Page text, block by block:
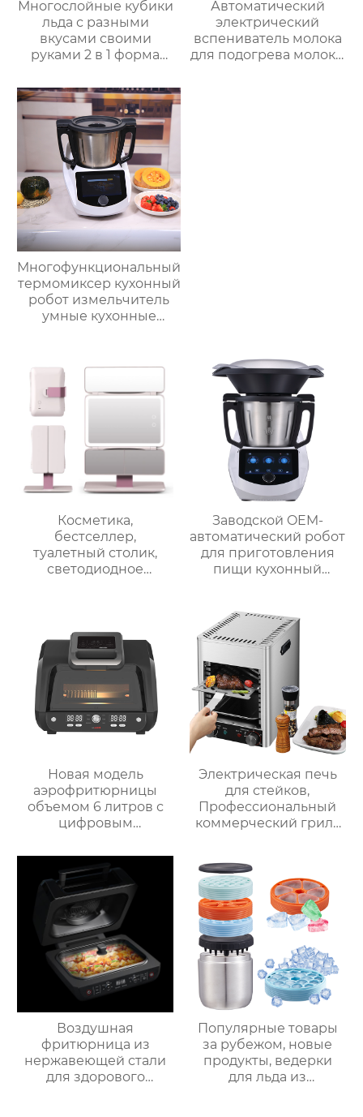
Многослойные кубики
льда с разными
вкусами своими
руками 2 в 1 форма
для хранения форма
для ведерка для льда
Автоматический
электрический
вспениватель молока
для подогрева молока,
Многофункциональный
термомиксер кухонный
робот измельчитель
умные кухонные
для продажи с
мясорубкой и Wi-Fi
Косметика,
бестселлер,
туалетный столик,
светодиодное
увеличительное
зеркало для макияжа
с подсветкой
Заводской OEM-
автоматический робот
для приготовления
пищи кухонный
объемом 3,5 л робот
для подключения к
кухне месье
Новая модель
аэрофритюрницы
объемом 6 литров с
цифровым
предустановленными
функциями Духовка
Электрическая
интеллектуальная
воздушная
фритюрница
Хрустящий Готовит
без масла
Электрическая печь
для стейков,
Профессиональный
коммерческий гриль
слойный гриль,
Постоянная
температура 800℃,
Нержавеющая сталь
Воздушная
фритюрница из
нержавеющей стали
для здорового
Популярные товары
за рубежом, новые
продукты, ведерки
для льда из